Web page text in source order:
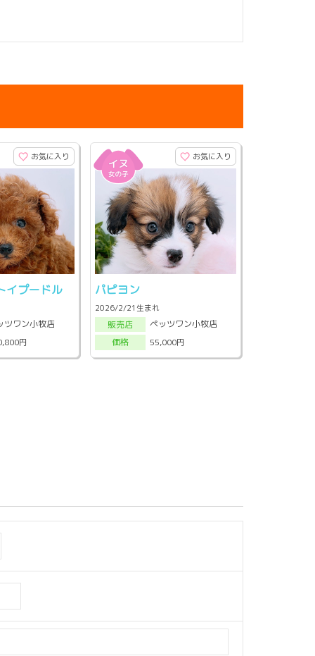
お気に入り
イプードル
ツワン小牧店
円
お気に入り
パピヨン
2026/2/21生まれ
販売店
ペッツワン小牧店
価格
55,000円